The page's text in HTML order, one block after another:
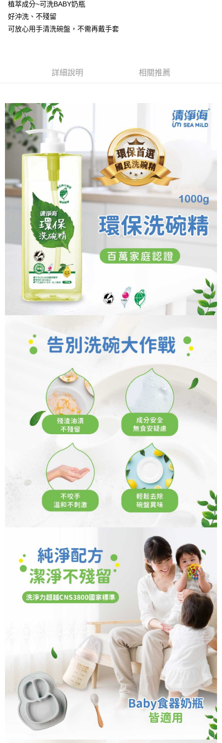
付款後全家取貨
每筆NT$80，滿NT$599(含以上)免運費
付款後7-11取貨
每筆NT$100，滿NT$599(含以上)免運費
植萃成分~可洗BABY奶瓶
好沖洗、不殘留
可放心用手清洗碗盤，不需再戴手套
詳細說明 相關推薦